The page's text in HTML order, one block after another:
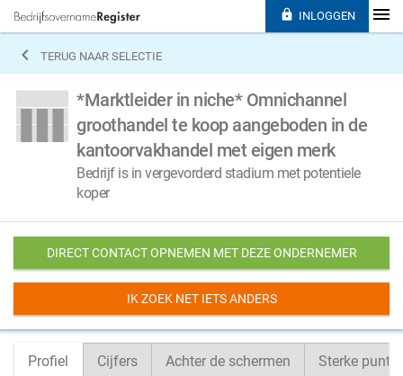
 TERUG NAAR SELECTIE
*Marktleider in niche* Omnichannel
groothandel te koop aangeboden in de
kantoorvakhandel met eigen merk
Bedrijf is in vergevorderd stadium met potentiele
koper
DIRECT CONTACT OPNEMEN MET DEZE ONDERNEMER
IK ZOEK NET IETS ANDERS
Profiel Cijfers Achter de schermen Sterke
 INLOGGEN